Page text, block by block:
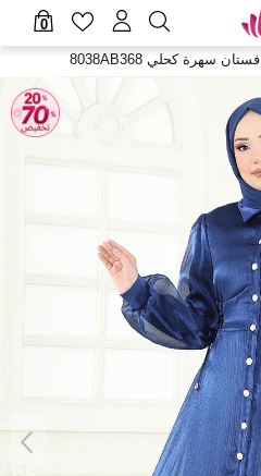
0
فستان سهرة كحلي 8038AB368